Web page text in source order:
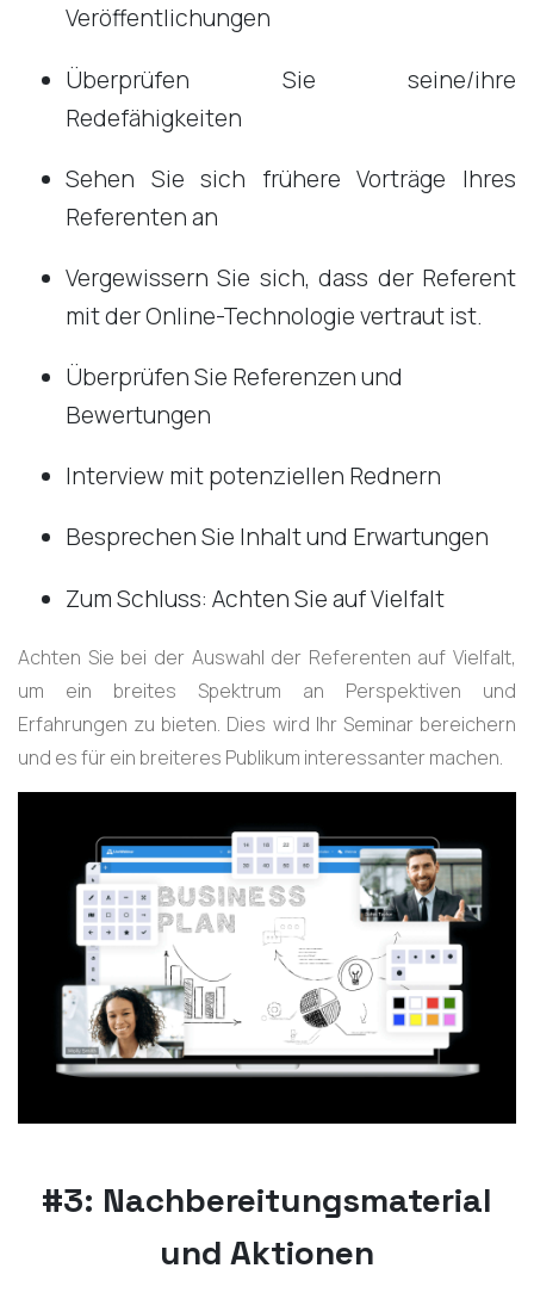
Veröffentlichungen
Überprüfen Sie seine/ihre
Redefähigkeiten
Sehen Sie sich frühere Vorträge Ihres
Referenten an
Vergewissern Sie sich, dass der Referent
mit der Online-Technologie vertraut ist.
Überprüfen Sie Referenzen und
Bewertungen
Interview mit potenziellen Rednern
Besprechen Sie Inhalt und Erwartungen
Zum Schluss: Achten Sie auf Vielfalt
Achten Sie bei der Auswahl der Referenten auf Vielfalt,
um ein breites Spektrum an Perspektiven und
Erfahrungen zu bieten. Dies wird Ihr Seminar bereichern
und es für ein breiteres Publikum interessanter machen.
#3: Nachbereitungsmaterial
und Aktionen